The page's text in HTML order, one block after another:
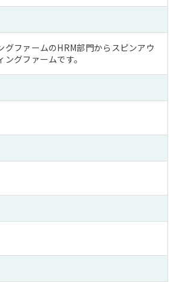
グファームのHRM部門からスピンアウ
グファームです。